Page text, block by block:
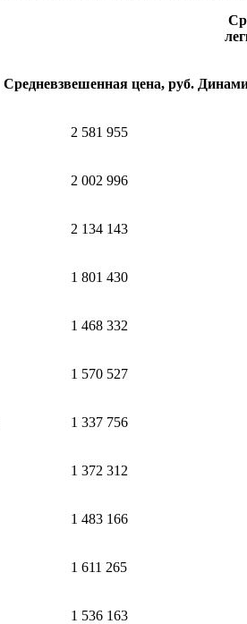
Средневзвешенная цена, руб.
2 581 955
2 002 996
2 134 143
1 801 430
1 468 332
1 570 527
1 337 756
1 372 312
1 483 166
1 611 265
1 536 163